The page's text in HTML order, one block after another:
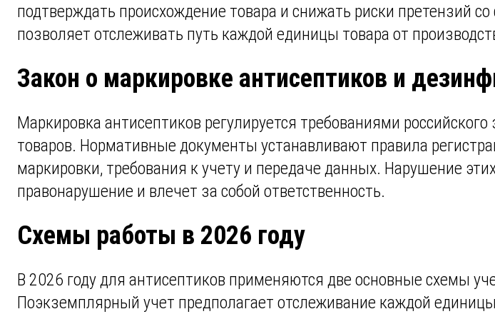
подтверждать происхождение товара и снижать риски претензий
позволяет отслеживать путь каждой единицы товара от
Закон о маркировке антисептиков и
Маркировка антисептиков регулируется требованиями
товаров. Нормативные документы устанавливают правила
маркировки, требования к учету и передаче данных. Нарушение
правонарушение и влечет за собой ответственность.
Схемы работы в 2026 году
В 2026 году для антисептиков применяются две основные схемы
Поэкземплярный учет предполагает отслеживание каждой